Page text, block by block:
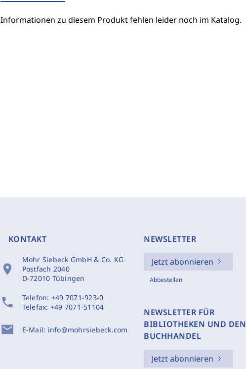
Informationen zu diesem Produkt fehlen leider noch im Katalog.
KONTAKT
location_on
Mohr Siebeck GmbH & Co. KG
Postfach 2040
D-72010 Tübingen
phone Telefon: +49 7071-923-0
Telefax: +49 7071-51104
mail E-Mail: info@mohrsiebeck.com
NEWSLETTER
Jetzt abonnieren
Abbestellen
NEWSLETTER FÜR
BIBLIOTHEKEN UND DEN
BUCHHANDEL
Jetzt abonnieren